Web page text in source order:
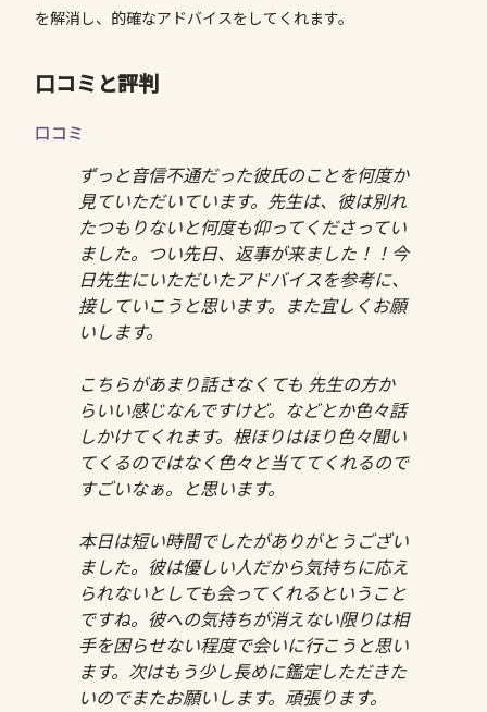
を解消し、的確なアドバイスをしてくれます。
口コミと評判
口コミ
ずっと音信不通だった彼氏のことを何度か
見ていただいています。先生は、彼は別れ
たつもりないと何度も仰ってくださってい
ました。つい先日、返事が来ました！！今
日先生にいただいたアドバイスを参考に、
接していこうと思います。また宜しくお願
いします。
こちらがあまり話さなくても 先生の方か
らいい感じなんですけど。などとか色々話
しかけてくれます。根ほりはほり色々聞い
てくるのではなく色々と当ててくれるので
すごいなぁ。と思います。
本日は短い時間でしたがありがとうござい
ました。彼は優しい人だから気持ちに応え
られないとしても会ってくれるということ
ですね。彼への気持ちが消えない限りは相
手を困らせない程度で会いに行こうと思い
ます。次はもう少し長めに鑑定しただきた
いのでまたお願いします。頑張ります。